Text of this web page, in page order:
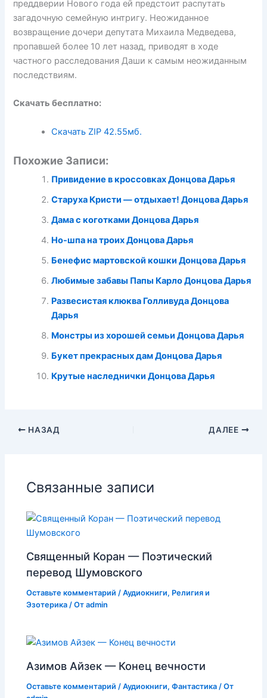
преддверии Нового года ей предстоит распутать
загадочную семейную интригу. Неожиданное
возвращение дочери депутата Михаила Медведева,
пропавшей более 10 лет назад, приводят в ходе
частного расследования Даши к самым неожиданным
последствиям.
Скачать бесплатно:
Скачать ZIP42.55мб.
Похожие Записи:
Привидение в кроссовках Донцова Дарья
Старуха Кристи — отдыхает! Донцова Дарья
Дама с коготками Донцова Дарья
Но-шпа на троих Донцова Дарья
Бенефис мартовской кошки Донцова Дарья
Любимые забавы Папы Карло Донцова Дарья
Развесистая клюква Голливуда Донцова
Дарья
Монстры из хорошей семьи Донцова Дарья
Букет прекрасных дам Донцова Дарья
Крутые наследнички Донцова Дарья
НАЗАД ДАЛЕЕ
Связанные записи
Священный Коран — Поэтический
перевод Шумовского
Оставьте комментарий /Аудиокниги, Религия и
Эзотерика / Отadmin
Азимов Айзек — Конец вечности
Оставьте комментарий /Аудиокниги,Фантастика / От